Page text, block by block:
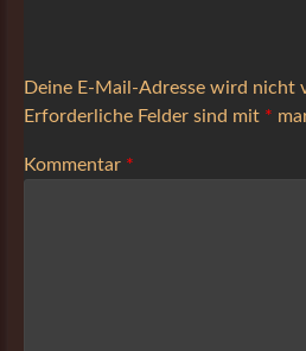
Deine E-Mail-Adresse wird nicht
Erforderliche Felder sind mit *
Kommentar *